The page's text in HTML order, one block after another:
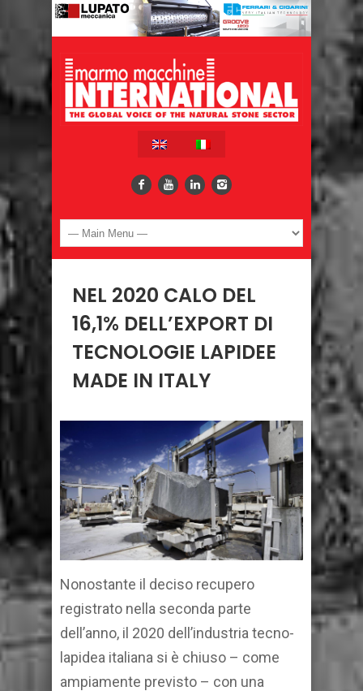
NEL 2020 CALO DEL
16,1% DELL’EXPORT DI
TECNOLOGIE LAPIDEE
MADE IN ITALY
Nonostante il deciso recupero
registrato nella seconda parte
dell’anno, il 2020 dell’industria tecno-
lapidea italiana si è chiuso – come
ampiamente previsto – con una